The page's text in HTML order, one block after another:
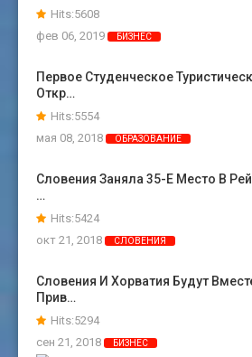
Hits:5608
фев 06, 2019
БИЗНЕС
Первое Студенческое
Откр…
Hits:5554
мая 08, 2018
ОБРАЗОВАНИЕ
Словения Заняла 35-Е Место В
…
Hits:5424
окт 21, 2018
СЛОВЕНИЯ
Словения И Хорватия Будут
Прив…
Hits:5294
сен 21, 2018
БИЗНЕС